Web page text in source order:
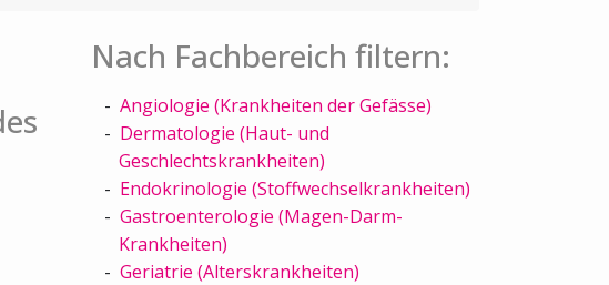
Nach Fachbereich filtern:
Angiologie (Krankheiten der Gefässe)
Dermatologie (Haut- und
Geschlechtskrankheiten)
Endokrinologie (Stoffwechselkrankheiten)
Gastroenterologie (Magen-Darm-
Krankheiten)
Geriatrie (Alterskrankheiten)